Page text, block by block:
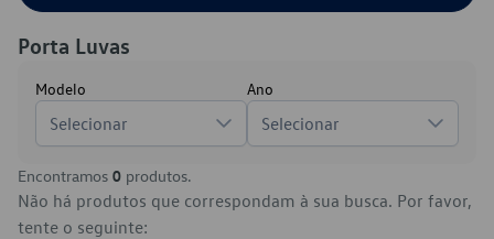
Porta Luvas
Modelo
Selecionar
Ano
Selecionar
Encontramos 0 produtos.
Não há produtos que correspondam à sua busca. Por favor,
tente o seguinte: